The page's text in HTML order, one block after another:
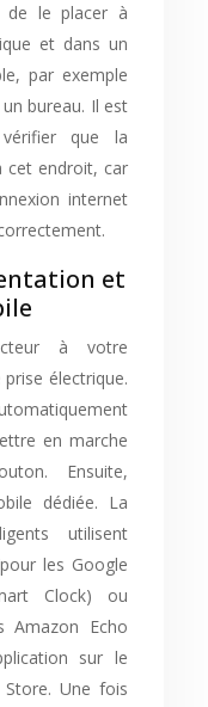
de le placer à
et dans un
par exemple
bureau. Il est
que la
cet endroit, car
internet
et
à votre
électrique.
en marche
Ensuite,
dédiée. La
utilisent
les Google
Clock) ou
Amazon Echo
sur le
Store. Une fois